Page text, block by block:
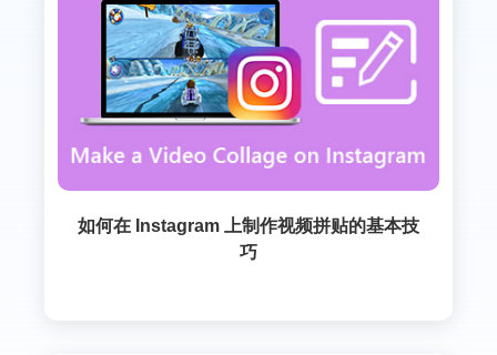
如何在 Instagram 上制作视频拼贴的基本技
巧